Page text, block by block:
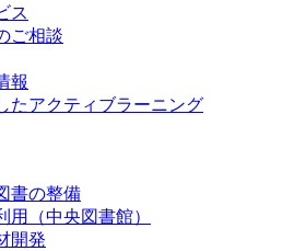
ス
ご相談
報
たアクティブラーニング
書の整備
用（中央図書館）
開発